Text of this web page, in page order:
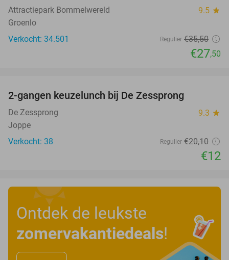
Attractiepark Bommelwereld 9.5 star
Groenlo
Verkocht: 34.501
Regulier €35,50
€27,50
2-gangen keuzelunch bij De Zessprong
De Zessprong 9.3 star
Joppe
Verkocht: 38
Regulier €20,10
€12
Ontdek de leukste
zomervakantiedeals!